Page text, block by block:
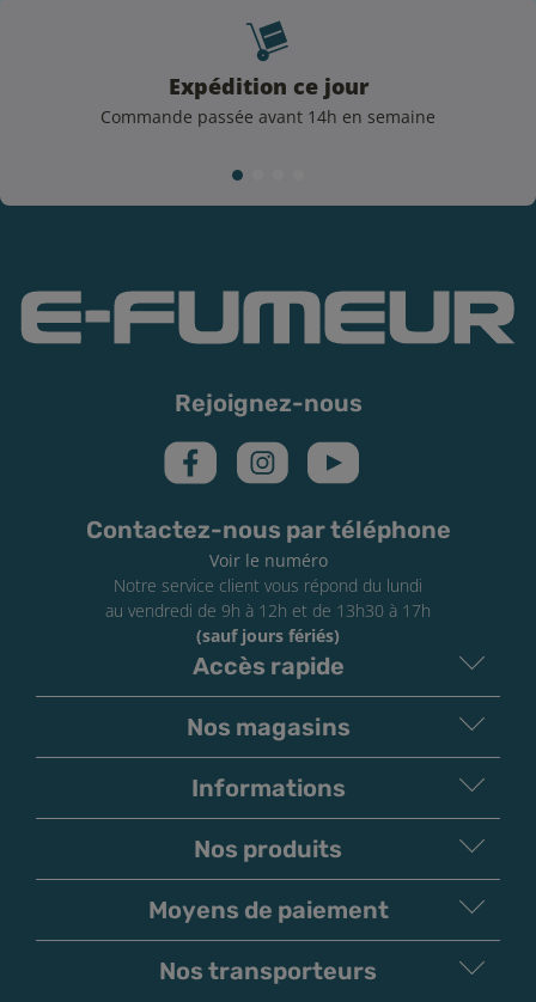
Expédition ce jour
Commande passée avant 14h en semaine
Rejoignez-nous
Contactez-nous par téléphone
Voir le numéro
Notre service client vous répond du lundi
au vendredi de 9h à 12h et de 13h30 à 17h
(sauf jours fériés)
Accès rapide
Nos magasins
Informations
Nos produits
Moyens de paiement
Nos transporteurs